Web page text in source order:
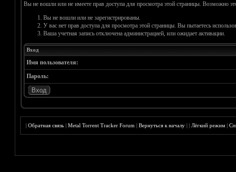
Вы не вошли или не имеете прав доступа для просмотра этой страницы. Возможно
Вы не вошли или не зарегистрированы.
У вас нет прав доступа для просмотра этой страницы. Вы пытаетесь
Ваша учетная запись отключена администрацией, или ожидает активации.
Вход
Имя пользователя:
Пароль:
|Обратная связь |Metal Torrent Tracker Forum |Вернуться к началу ||Лёгкий режим |